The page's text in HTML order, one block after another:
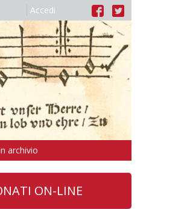
Accedi
archivio
ON-LINE